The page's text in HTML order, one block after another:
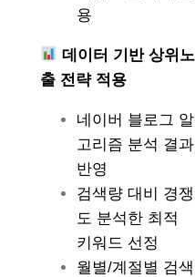
용
데이터 기반 상위노
출 전략 적용
네이버 블로그 알
고리즘 분석 결과
반영
검색량 대비 경쟁
도 분석한 최적
키워드 선정
월별/계절별 검색